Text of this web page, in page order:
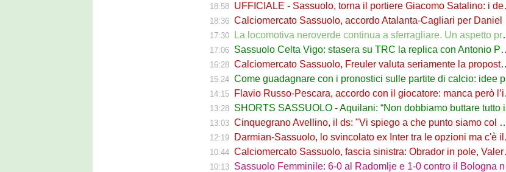
18:58 UFFICIALE - Sassuolo, torna il portiere Giacomo Satalino: i dettagli
18:36 Calciomercato Sassuolo, accordo Atalanta-Cagliari per Daniel Maldini: i dettagli
17:30 La locomotiva neroverde continua a sferragliare. Un aspetto preoccupa Aquilani dopo il Celta
17:06 Sassuolo Celta Vigo: stasera su TRC la replica con Antonio Parrotto seconda voce nel 2° tempo
16:28 Calciomercato Sassuolo, Freuler valuta seriamente la proposta neroverde
15:24 Come guadagnare con i pronostici sulle partite di calcio: idee per gli appassionati di sport
14:15 Flavio Russo-Pescara, accordo con il giocatore: manca però l’intesa con il Sassuolo
13:28 SHORTS SASSUOLO - Aquilani: “Non dobbiamo buttare tutto in vacca”
13:03 Cinquegrano Avellino, il ds: "Vi spiego a che punto siamo col Sassuolo"
12:19 Darmian-Sassuolo, lo svincolato ex Inter tra le opzioni ma c'è il solito Cagliari
10:44 Calciomercato Sassuolo, fascia sinistra: Obrador in pole, Valeri l’alternativa
10:13 Sassuolo Femminile: 6-0 al Radomlje e 1-0 contro il Bologna nelle prime amichevoli